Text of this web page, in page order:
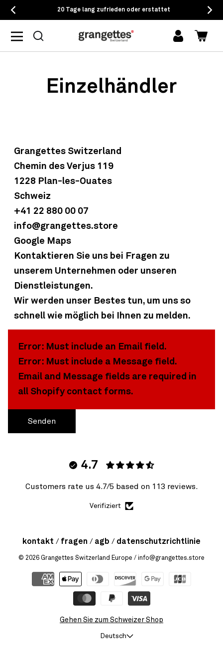
20 Tage lang zufrieden oder erstattet
Einloggen
Einzelhändler
Grangettes Switzerland
Chemin des Verjus 119
1228 Plan-les-Ouates
Schweiz
+41 22 880 00 07
info@grangettes.store
Google Maps
Kontaktieren Sie uns bei Fragen zu
unserem Unternehmen oder unseren
Dienstleistungen.
Wir werden unser Bestes tun, um uns so
schnell wie möglich bei Ihnen zu melden.
Error: Must include an Email field.
Error: Must include a Message field.
Email and Message fields are required in
all Shopify contact forms.
Senden
4.7
Customers rate us 4.7/5 based on 113 reviews.
Verifiziert
kontakt fragen agb datenschutzrichtlinie
© 2026 Grangettes Switzerland Europe / info@grangettes.store
Gehen Sie zum Schweizer Shop
Deutsch